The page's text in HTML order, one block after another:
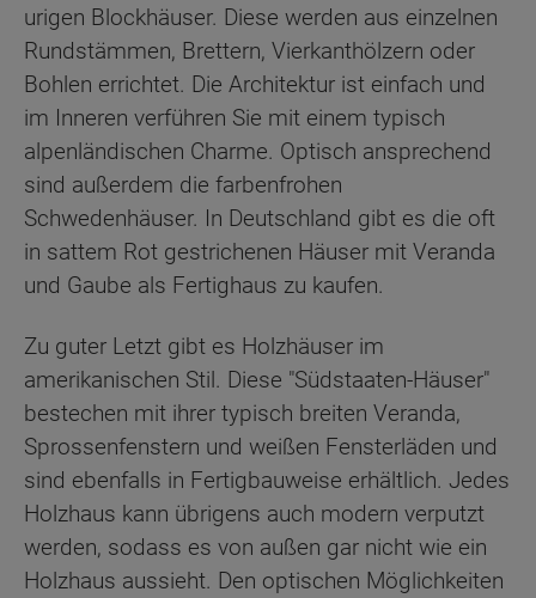
urigen Blockhäuser. Diese werden aus einzelnen
Rundstämmen, Brettern, Vierkanthölzern oder
Bohlen errichtet. Die Architektur ist einfach und
im Inneren verführen Sie mit einem typisch
alpenländischen Charme. Optisch ansprechend
sind außerdem die farbenfrohen
Schwedenhäuser. In Deutschland gibt es die oft
in sattem Rot gestrichenen Häuser mit Veranda
und Gaube als Fertighaus zu kaufen.
Zu guter Letzt gibt es Holzhäuser im
amerikanischen Stil. Diese "Südstaaten-Häuser"
bestechen mit ihrer typisch breiten Veranda,
Sprossenfenstern und weißen Fensterläden und
sind ebenfalls in Fertigbauweise erhältlich. Jedes
Holzhaus kann übrigens auch modern verputzt
werden, sodass es von außen gar nicht wie ein
Holzhaus aussieht. Den optischen Möglichkeiten